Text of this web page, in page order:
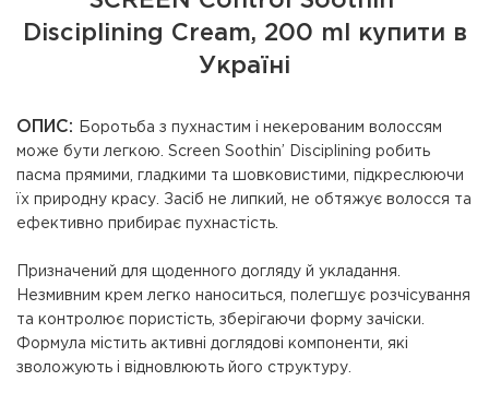
Disciplining Cream, 200 ml купити в
Україні
ОПИС:
Боротьба з пухнастим і некерованим волоссям
може бути легкою. Screen Soothin’ Disciplining робить
пасма прямими, гладкими та шовковистими, підкреслюючи
їх природну красу. Засіб не липкий, не обтяжує волосся та
ефективно прибирає пухнастість.
Призначений для щоденного догляду й укладання.
Незмивним крем легко наноситься, полегшує розчісування
та контролює пористість, зберігаючи форму зачіски.
Формула містить активні доглядові компоненти, які
зволожують і відновлюють його структуру.